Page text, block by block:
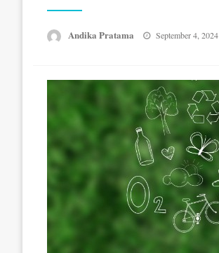
Andika Pratama
Posted
September 4, 2024